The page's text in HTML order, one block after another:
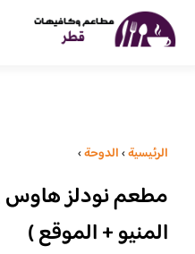
الرئيسية›الدوحة›
مطعم نودلز هاوس
المنيو + الموقع )